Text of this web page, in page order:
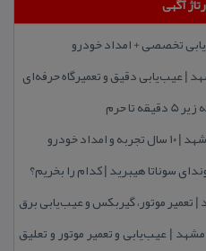
تخصصی + امداد خودرو
| عیب‌یابی دقیق و تعمیرگاه حرفه‌ای
حرم
خودرو
سوناتا هیبرید | كدام را بخریم؟
| عیب‌یابی و تعمیر موتور و تعلیق